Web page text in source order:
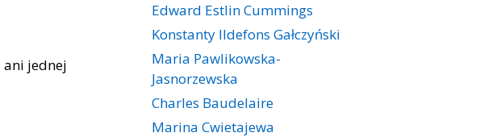
ani jednej
Edward Estlin Cummings
Konstanty Ildefons Gałczyński
Maria Pawlikowska-
Jasnorzewska
Charles Baudelaire
Marina Cwietajewa